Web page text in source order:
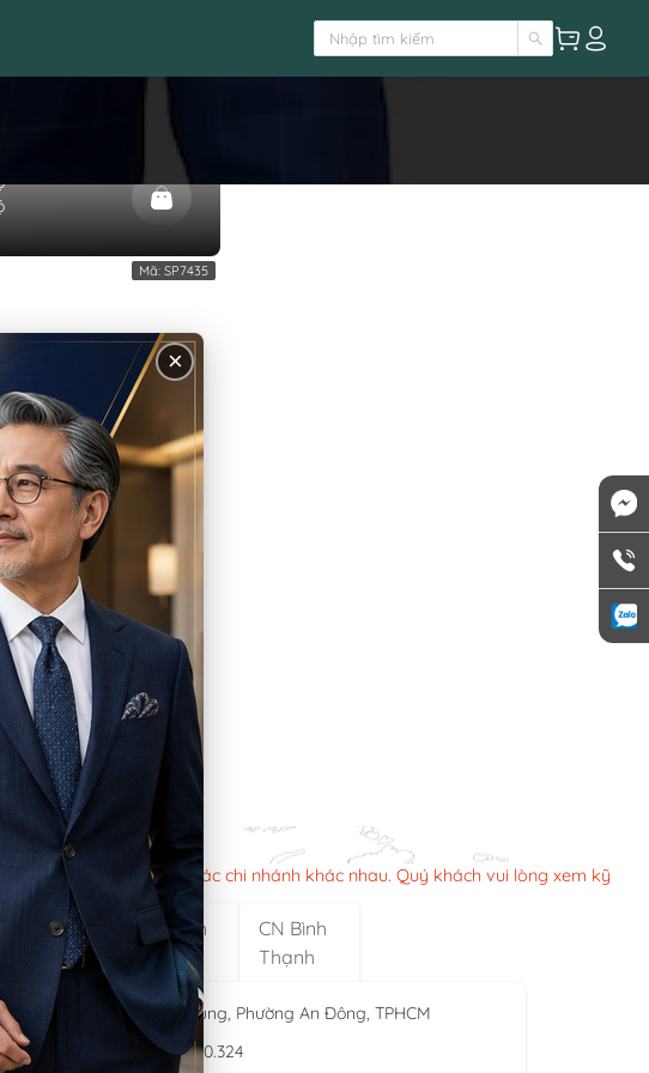
Mã: SP7435
Ý: Thời gian làm việc các chi nhánh khác nhau. Quý khách vui lòng xem kỹ
CN Quận 5
CN Bình
Tân
CN Bình
Thạnh
Địa chỉ:
8 Nguyễn Thời Trung, Phường An Đông, TPHCM
Sđt: 0777.195.929 - 0974.230.324
×